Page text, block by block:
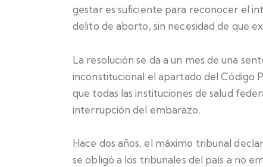
gestar es suficiente para reconocer el
delito de aborto, sin necesidad de que
La resolución se da a un mes de una
inconstitucional el apartado del Código
que todas las instituciones de salud
interrupción del embarazo.
Hace dos años, el máximo tribunal
se obligó a los tribunales del país a no